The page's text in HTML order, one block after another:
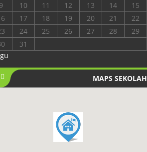
10 11 12 13 14
15
17 18 19 20 21
22
24 25 26 27 28
29
31
MAPS SEKOLAH